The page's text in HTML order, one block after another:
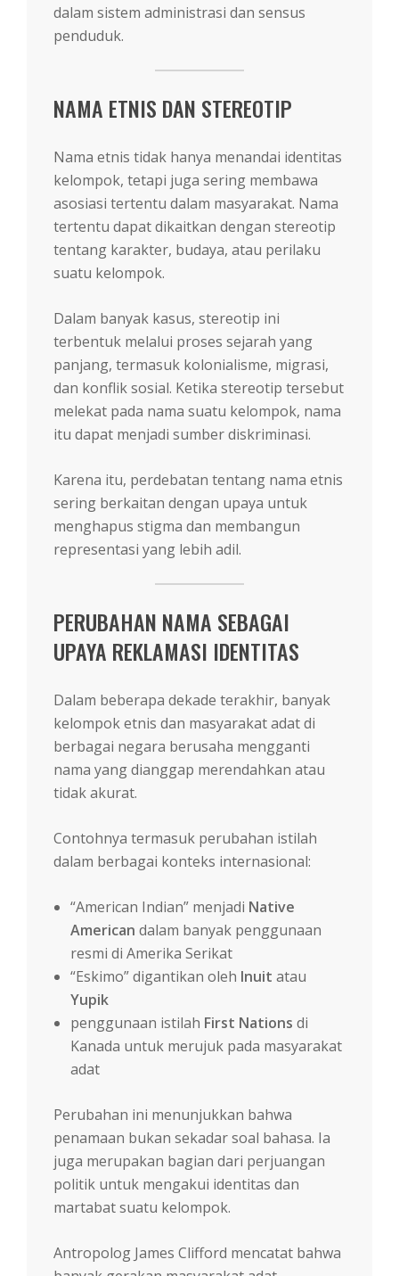
dalam sistem administrasi dan sensus
penduduk.
NAMA ETNIS DAN STEREOTIP
Nama etnis tidak hanya menandai identitas
kelompok, tetapi juga sering membawa
asosiasi tertentu dalam masyarakat. Nama
tertentu dapat dikaitkan dengan stereotip
tentang karakter, budaya, atau perilaku
suatu kelompok.
Dalam banyak kasus, stereotip ini
terbentuk melalui proses sejarah yang
panjang, termasuk kolonialisme, migrasi,
dan konflik sosial. Ketika stereotip tersebut
melekat pada nama suatu kelompok, nama
itu dapat menjadi sumber diskriminasi.
Karena itu, perdebatan tentang nama etnis
sering berkaitan dengan upaya untuk
menghapus stigma dan membangun
representasi yang lebih adil.
PERUBAHAN NAMA SEBAGAI
UPAYA REKLAMASI IDENTITAS
Dalam beberapa dekade terakhir, banyak
kelompok etnis dan masyarakat adat di
berbagai negara berusaha mengganti
nama yang dianggap merendahkan atau
tidak akurat.
Contohnya termasuk perubahan istilah
dalam berbagai konteks internasional:
“American Indian” menjadi Native
American dalam banyak penggunaan
resmi di Amerika Serikat
“Eskimo” digantikan oleh Inuit atau
Yupik
penggunaan istilah First Nations di
Kanada untuk merujuk pada masyarakat
adat
Perubahan ini menunjukkan bahwa
penamaan bukan sekadar soal bahasa. Ia
juga merupakan bagian dari perjuangan
politik untuk mengakui identitas dan
martabat suatu kelompok.
Antropolog James Clifford mencatat bahwa